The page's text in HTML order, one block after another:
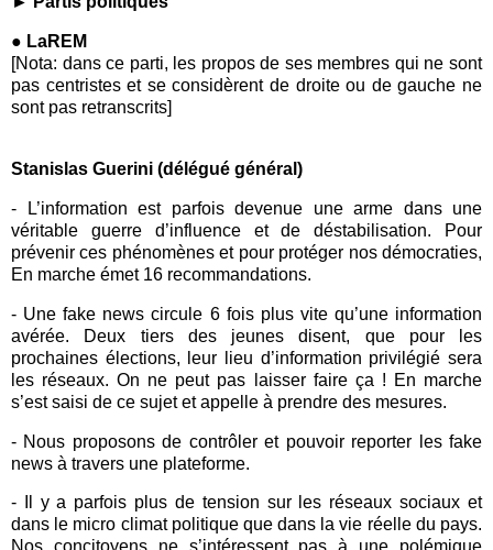
● LaREM
[Nota: dans ce parti, les propos de ses membres qui ne sont
pas centristes et se considèrent de droite ou de gauche ne
sont pas retranscrits]
Stanislas Guerini (délégué général)
- L’information est parfois devenue une arme dans une
véritable guerre d’influence et de déstabilisation. Pour
prévenir ces phénomènes et pour protéger nos démocraties,
En marche émet 16 recommandations.
- Une fake news circule 6 fois plus vite qu’une information
avérée. Deux tiers des jeunes disent, que pour les
prochaines élections, leur lieu d’information privilégié sera
les réseaux. On ne peut pas laisser faire ça ! En marche
s’est saisi de ce sujet et appelle à prendre des mesures.
- Nous proposons de contrôler et pouvoir reporter les fake
news à travers une plateforme.
- Il y a parfois plus de tension sur les réseaux sociaux et
dans le micro climat politique que dans la vie réelle du pays.